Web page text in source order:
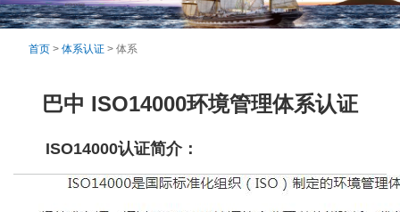
首页 > 体系认证 > 体系
巴中 ISO14000环境管理体系认证
ISO14000认证简介：